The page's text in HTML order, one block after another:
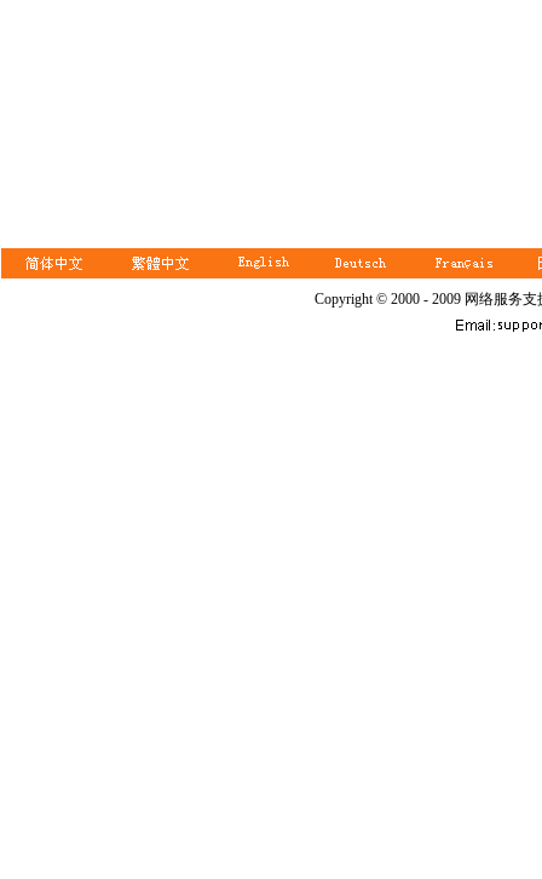
Copyright © 2000 - 2009 网络服务